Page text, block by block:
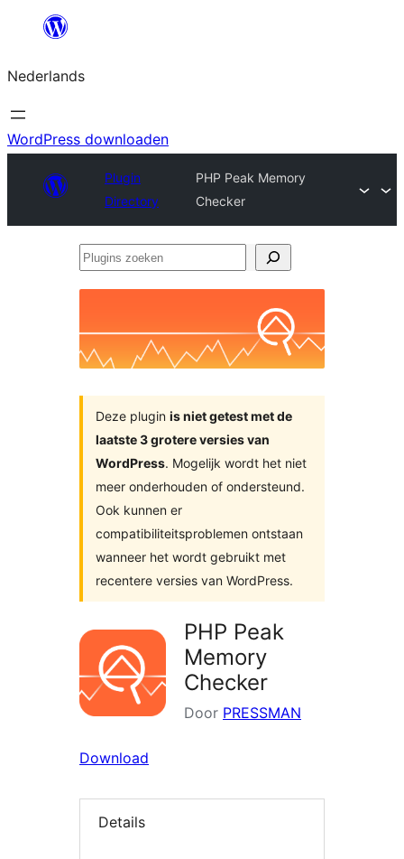
de
inhoud
Nederlands
WordPress downloaden
Plugin
Directory
PHP Peak Memory
Checker
Plugins
Deze plugin is niet getest met de
laatste 3 grotere versies van
WordPress. Mogelijk wordt het niet
meer onderhouden of ondersteund.
Ook kunnen er
compatibiliteitsproblemen ontstaan
wanneer het wordt gebruikt met
recentere versies van WordPress.
PHP Peak
Memory
Checker
Door PRESSMAN
Download
Details